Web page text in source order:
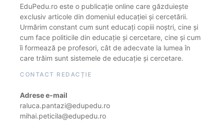
EduPedu.ro este o publicație online care găzduiește
exclusiv articole din domeniul educației și cercetării.
Urmărim constant cum sunt educați copiii noștri, cine și
cum face politicile din educație și cercetare, cine și cum
îi formează pe profesori, cât de adecvate la lumea în
care trăim sunt sistemele de educație și cercetare.
CONTACT REDACȚIE
Adrese e-mail
raluca.pantazi@edupedu.ro
mihai.peticila@edupedu.ro